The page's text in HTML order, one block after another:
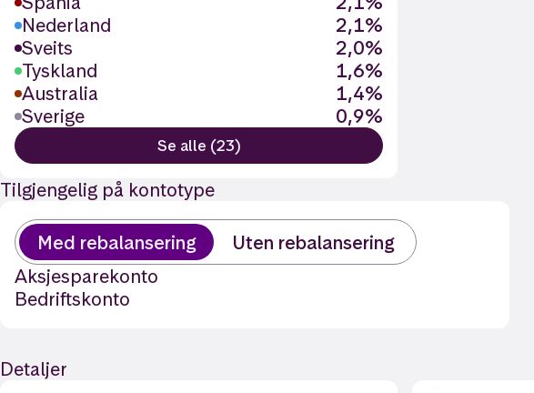
Nederland
2,1%
Sveits
2,0%
Tyskland
1,6%
Australia
1,4%
Sverige
0,9%
Se alle (23)
Tilgjengelig på kontotype
Med rebalansering
Uten rebalansering
Aksjesparekonto
Bedriftskonto
Detaljer